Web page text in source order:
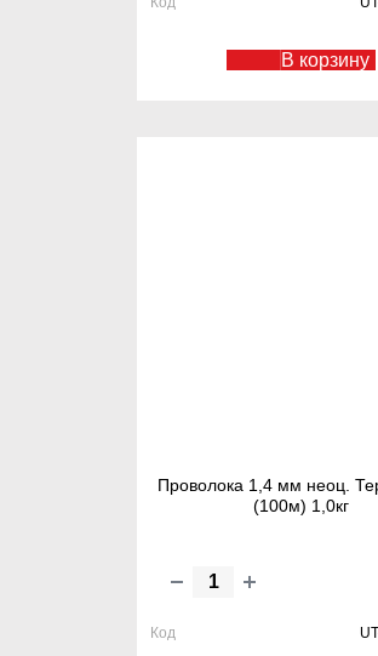
В корзину
Проволока 1,4 мм неоц.
(100м) 1,0кг
Код